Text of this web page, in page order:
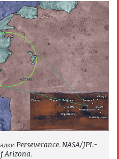
Perseverance.NASA/JPL-
Arizona.